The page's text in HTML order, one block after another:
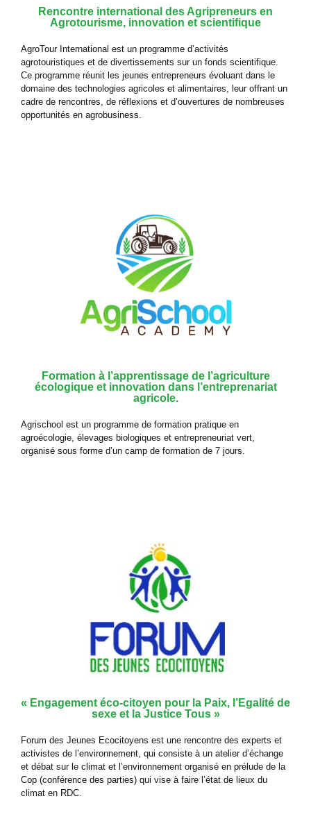
Rencontre international des Agripreneurs en
Agrotourisme, innovation et scientifique
AgroTour International est un programme d’activités
agrotouristiques et de divertissements sur un fonds scientifique.
Ce programme réunit les jeunes entrepreneurs évoluant dans le
domaine des technologies agricoles et alimentaires, leur offrant un
cadre de rencontres, de réflexions et d’ouvertures de nombreuses
opportunités en agrobusiness.
Formation à l’apprentissage de l’agriculture
écologique et innovation dans l’entreprenariat
agricole.
Agrischool est un programme de formation pratique en
agroécologie, élevages biologiques et entrepreneuriat vert,
organisé sous forme d’un camp de formation de 7 jours.
« Engagement éco-citoyen pour la Paix, l’Egalité de
sexe et la Justice Tous »
Forum des Jeunes Ecocitoyens est une rencontre des experts et
activistes de l’environnement, qui consiste à un atelier d’échange
et débat sur le climat et l’environnement organisé en prélude de la
Cop (conférence des parties) qui vise à faire l’état de lieux du
climat en RDC.